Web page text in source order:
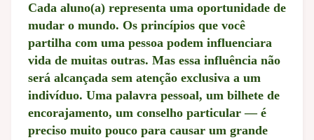
Cada aluno(a) representa uma oportunidade de
mudar o mundo. Os princípios que você
partilha com uma pessoa podem influenciara
vida de muitas outras. Mas essa influência não
será alcançada sem atenção exclusiva a um
indivíduo. Uma palavra pessoal, um bilhete de
encorajamento, um conselho particular — é
preciso muito pouco para causar um grande